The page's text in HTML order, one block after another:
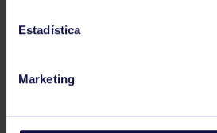
Estadística
Marketing
Baloncesto
XI TORNEO DE CARNAVAL